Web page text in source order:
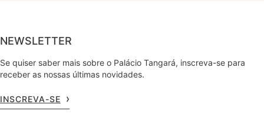
NEWSLETTER
Se quiser saber mais sobre o Palácio Tangará, inscreva-se para
receber as nossas últimas novidades.
INSCREVA-SE